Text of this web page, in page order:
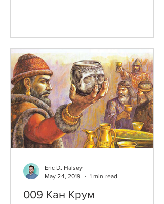
009 Кан Крум
Eric D. Halsey
May 24, 2019
1 min read